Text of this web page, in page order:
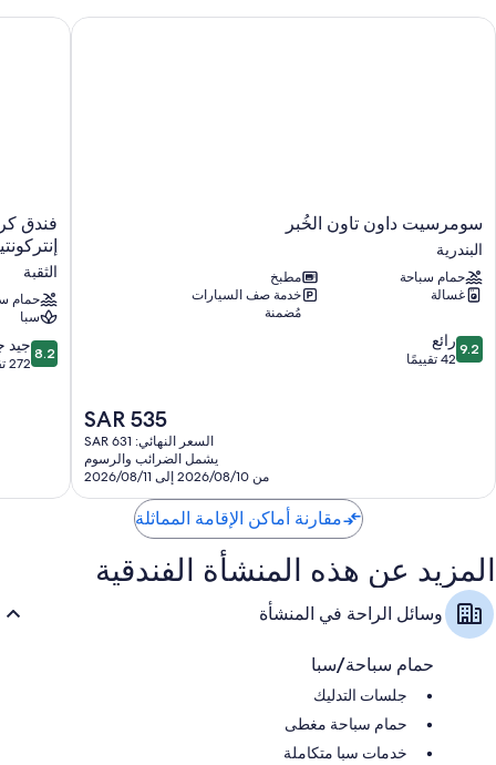
سومرسيت
داون
تاون
الخُبر
البندرية
سومرسيت داون تاون الخُبر
البندرية
حمام سباحة
مطبخ
غسالة
خدمة صف السيارات
مُضمنة
9.2
من
9.2 رائع
42 تقييمًا
السعر
الحالي
هو
SAR
535
SAR 535
السعر النهائي: SAR 631
يشمل الضرائب والرسوم
من 2026/08/10 إلى 2026/08/11
سومرسيت داون تاون الخُبر
فندق
كراون
بلازا
الخبر
أحد
الفنادق
من
مجموعة
فندق
الثقبة
حمام
سبا
8.2
من
8.2 جيد
272 تقييمًا
فندق
مقارنة أماكن الإقامة المماثلة
المزيد عن هذه المنشأة الفندقية
وسائل الراحة في المنشأة
حمام سباحة/سبا
جلسات التدليك
حمام سباحة مغطى
خدمات سبا متكاملة